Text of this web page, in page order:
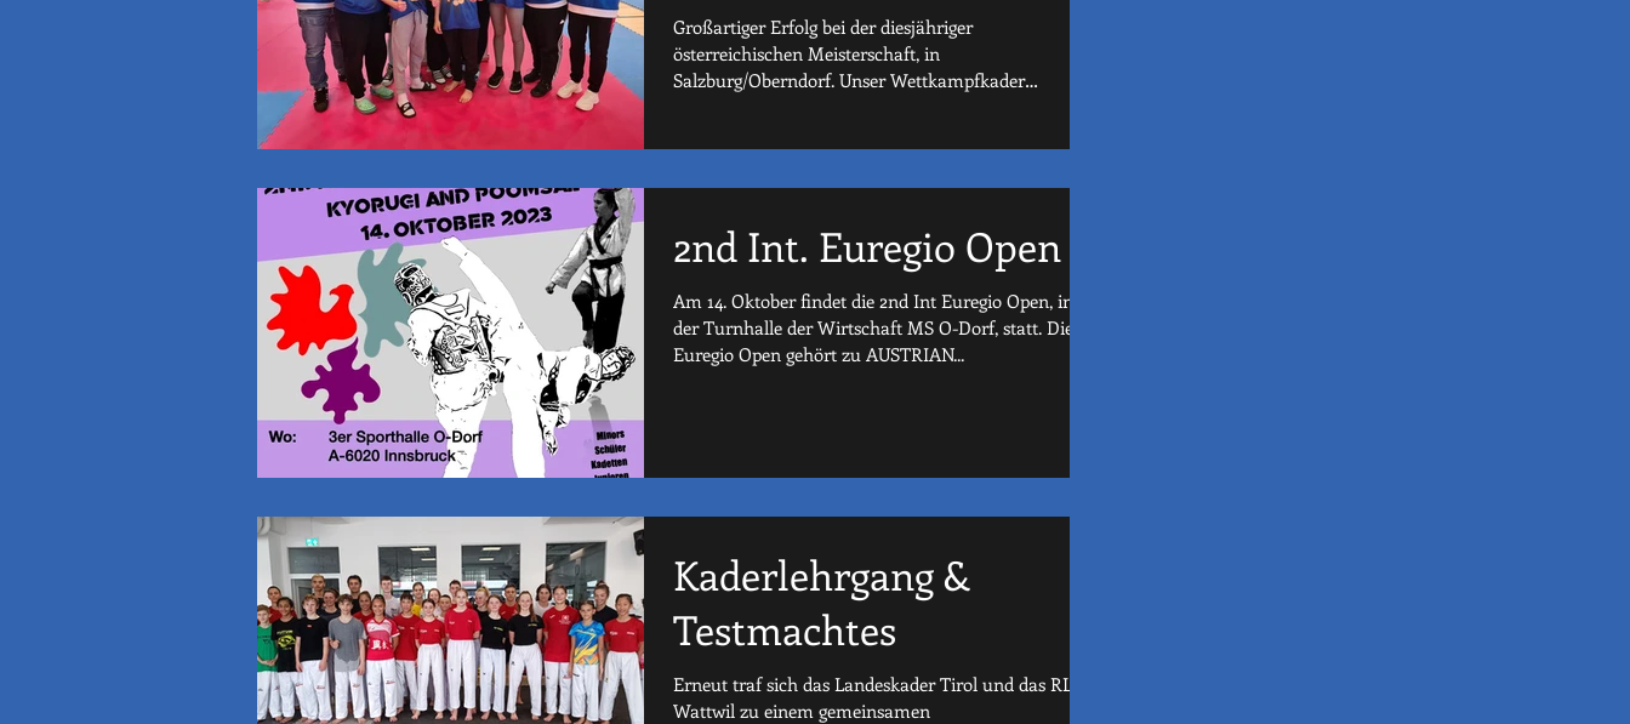
Großartiger Erfolg bei der diesjähriger
österreichischen Meisterschaft, in
Salzburg/Oberndorf. Unser Wettkampfkader
2nd Int. Euregio Open
Am 14. Oktober findet die 2nd Int Euregio Open, in
der Turnhalle der Wirtschaft MS O-Dorf, statt. Die
Euregio Open gehört zu AUSTRIAN...
Kaderlehrgang &
Testmachtes
Erneut traf sich das Landeskader Tirol und das RLZ
Wattwil zu einem gemeinsamen